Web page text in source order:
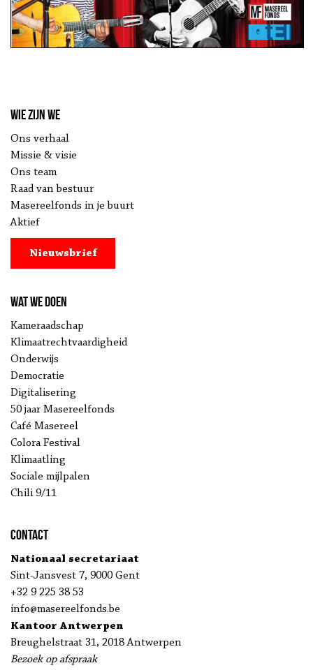
Wie zijn we
Ons verhaal
Missie & visie
Ons team
Raad van bestuur
Masereelfonds in je buurt
Aktief
Nieuwsbrief
Wat we doen
Kameraadschap
Klimaatrechtvaardigheid
Onderwijs
Democratie
Digitalisering
50 jaar Masereelfonds
Café Masereel
Colora Festival
Klimaatling
Sociale mijlpalen
Chili 9/11
Contact
Nationaal secretariaat
Sint-Jansvest 7, 9000 Gent
+32 9 225 38 53
info@masereelfonds.be
Kantoor Antwerpen
Breughelstraat 31, 2018 Antwerpen
Bezoek op afspraak